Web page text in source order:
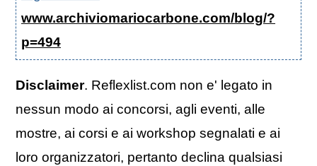
www.archiviomariocarbone.com/blog/?
p=494
Disclaimer. Reflexlist.com non e' legato in
nessun modo ai concorsi, agli eventi, alle
mostre, ai corsi e ai workshop segnalati e ai
loro organizzatori, pertanto declina qualsiasi